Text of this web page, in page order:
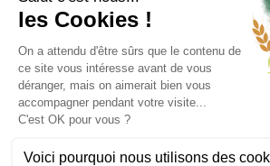
Liens utiles
Plan du site
Mentions légales et CGU
Ce site est hébergé dans un green data